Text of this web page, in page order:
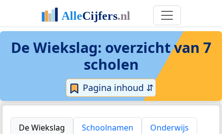
De Wiekslag: overzicht van 7
scholen
Pagina inhoud ⇵
De Wiekslag Schoolnamen Onderwijs